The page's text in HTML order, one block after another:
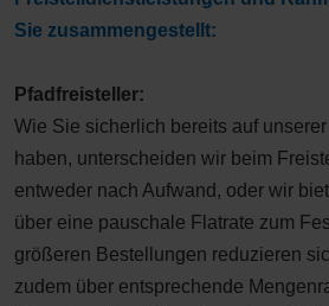
Sie zusammengestellt:
Pfadfreisteller:
Wie Sie sicherlich bereits auf
haben, unterscheiden wir beim
entweder nach Aufwand, oder wir
über eine pauschale Flatrate zum
größeren Bestellungen reduzieren
zudem über entsprechende